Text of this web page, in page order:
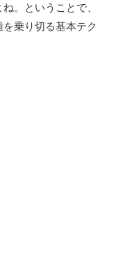
。ということで、
乗り切る基本テク